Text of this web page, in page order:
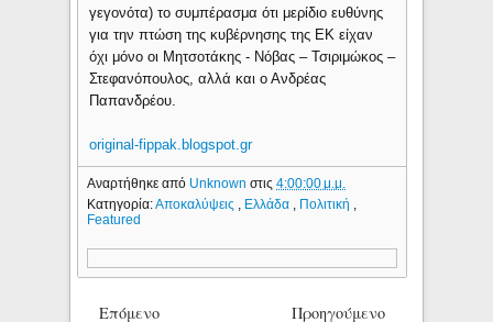
γεγονότα) το συμπέρασμα ότι μερίδιο ευθύνης
για την πτώση της κυβέρνησης της ΕΚ είχαν
όχι μόνο οι Μητσοτάκης - Νόβας – Τσιριμώκος –
Στεφανόπουλος, αλλά και ο Ανδρέας
Παπανδρέου.
original-fippak.blogspot.gr
Αναρτήθηκε από Unknownστις4:00:00 μ.μ.
Κατηγορία:Αποκαλύψεις , Ελλάδα , Πολιτική ,
Featured
Επόμενο Προηγούμενο